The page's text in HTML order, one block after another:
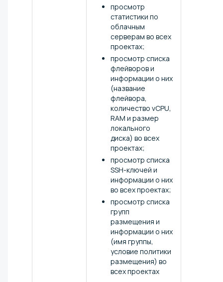
просмотр
статистики по
облачным
серверам во всех
проектах;
просмотр списка
флейворов и
информации о них
(название
флейвора,
количество vCPU,
RAM и размер
локального
диска) во всех
проектах;
просмотр списка
SSH-ключей и
информации о них
во всех проектах;
просмотр списка
групп
размещения и
информации о них
(имя группы,
условие политики
размещения) во
всех проектах